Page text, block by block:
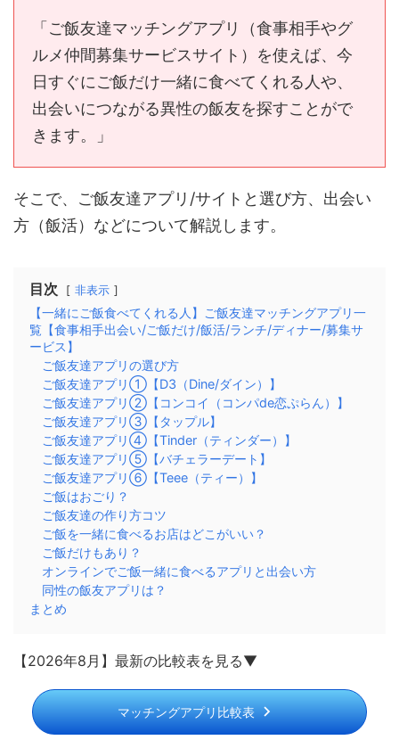
「ご飯友達マッチングアプリ（食事相手やグ
ルメ仲間募集サービスサイト）を使えば、今
日すぐにご飯だけ一緒に食べてくれる人や、
出会いにつながる異性の飯友を探すことがで
きます。」
そこで、ご飯友達アプリ/サイトと選び方、出会い
方（飯活）などについて解説します。
目次 非表示
【一緒にご飯食べてくれる人】ご飯友達マッチングアプリ一
覧【食事相手出会い/ご飯だけ/飯活/ランチ/ディナー/募集サ
ービス】
ご飯友達アプリの選び方
ご飯友達アプリ①【D3（Dine/ダイン）】
ご飯友達アプリ②【コンコイ（コンパde恋ぷらん）】
ご飯友達アプリ③【タップル】
ご飯友達アプリ④【Tinder（ティンダー）】
ご飯友達アプリ⑤【バチェラーデート】
ご飯友達アプリ⑥【Teee（ティー）】
ご飯はおごり？
ご飯友達の作り方コツ
ご飯を一緒に食べるお店はどこがいい？
ご飯だけもあり？
オンラインでご飯一緒に食べるアプリと出会い方
同性の飯友アプリは？
まとめ
【2026年8月】最新の比較表を見る▼
マッチングアプリ比較表